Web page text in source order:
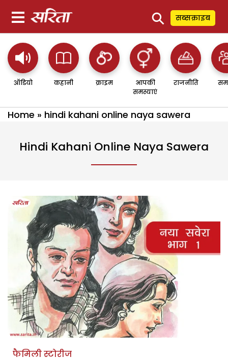
⚲ सब्सक्राइब
ऑडियो कहानी क्राइम
आपकी
समस्याएं
राजनीति
Home » hindi kahani online naya sawera
Hindi Kahani Online Naya Sawera
फैमिली स्टोरीज